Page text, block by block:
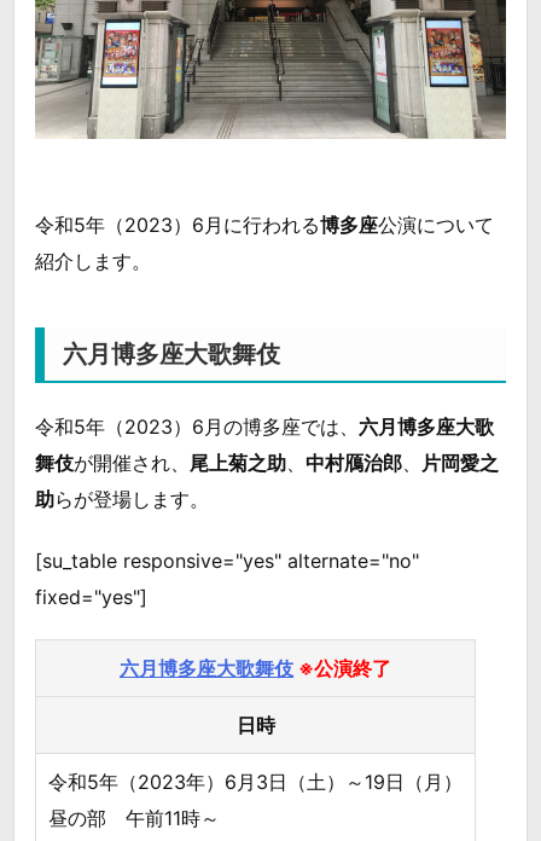
令和5年（2023）6月に行われる博多座公演について
紹介します。
六月博多座大歌舞伎
令和5年（2023）6月の博多座では、 六月博多座大歌
舞伎が開催され、 尾上菊之助 中村鴈治郎
片岡愛之
助らが登場します。
[su_table responsive="yes" alternate="no"
fixed="yes"]
六月博多座大歌舞伎 ※公演終了
日時
令和5年（2023年）6月3日（土）～19日（月）
昼の部 午前11時～